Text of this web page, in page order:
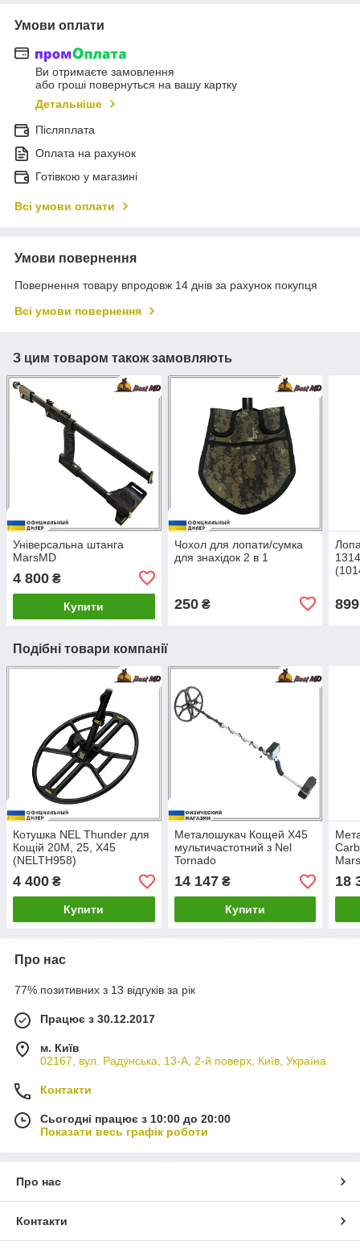
Умови оплати
Ви отримаєте замовлення
або гроші повернуться на вашу картку
Детальніше
Післяплата
Оплата на рахунок
Готівкою у магазині
Всі умови оплати
Умови повернення
Повернення товару впродовж 14 днів за рахунок покупця
Всі умови повернення
З цим товаром також замовляють
Універсальна штанга
MarsMD
4 800 ₴
Купити
Чохол для лопати/сумка
для знахідок 2 в 1
250₴ 899
Подібні товари компанії
Котушка NEL Thunder для
Кощій 20М, 25, Х45
(NELTH958)
4 400 ₴
Купити
Металошукач Кощей Х45
мультичастотний з Nel
Tornado
14 147₴
Купити
18
Про нас
77% позитивних з 13 відгуків за рік
Працює з 30.12.2017
м. Київ
02167, вул. Радунська, 13-А, 2-й поверх, Київ, Україна
Контакти
Сьогодні працює з 10:00 до 20:00
Показати весь графік роботи
Про нас
Контакти